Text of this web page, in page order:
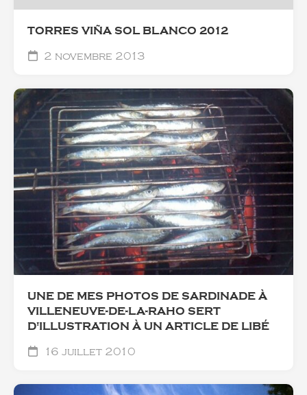
TORRES VIÑA SOL BLANCO 2012
2 novembre 2013
UNE DE MES PHOTOS DE SARDINADE À
VILLENEUVE-DE-LA-RAHO SERT
D'ILLUSTRATION À UN ARTICLE DE LIBÉ
16 juillet 2010